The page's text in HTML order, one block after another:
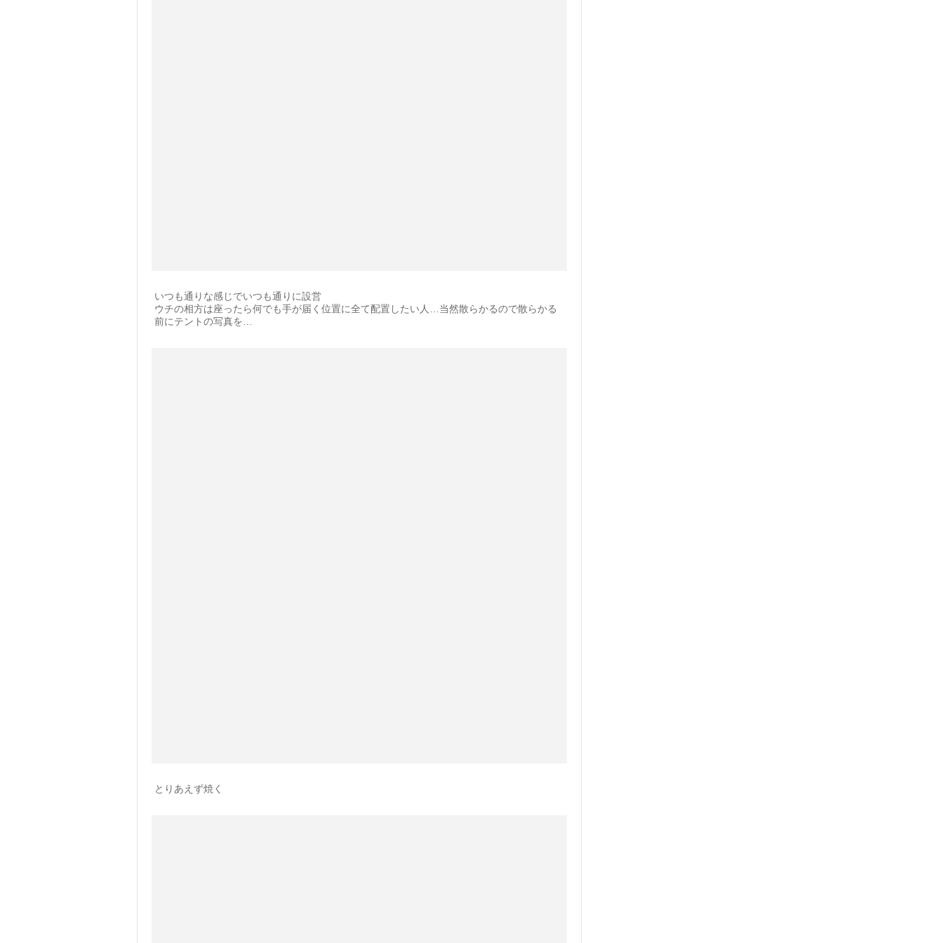
いつも通りな感じでいつも通りに設営
ウチの相方は座ったら何でも手が届く位置に全て配置したい人…当然散らかるので散らかる
前にテントの写真を…
とりあえず焼く